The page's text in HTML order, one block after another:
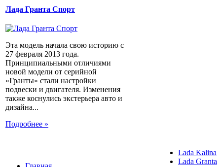
Лада Гранта Спорт
Эта модель начала свою историю с
27 февраля 2013 года.
Принципиальными отличиями
новой модели от серийной
«Гранты» стали настройки
подвески и двигателя. Изменения
также коснулись экстерьера авто и
дизайна...
Подробнее »
Lada Kalina
Lada Granta